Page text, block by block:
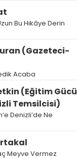
Bu Hikâye Derin
(Gazeteci-
Acaba
(Eğitim Gücü
Temsilcisi)
Denizli’de Ne
Meyve Vermez